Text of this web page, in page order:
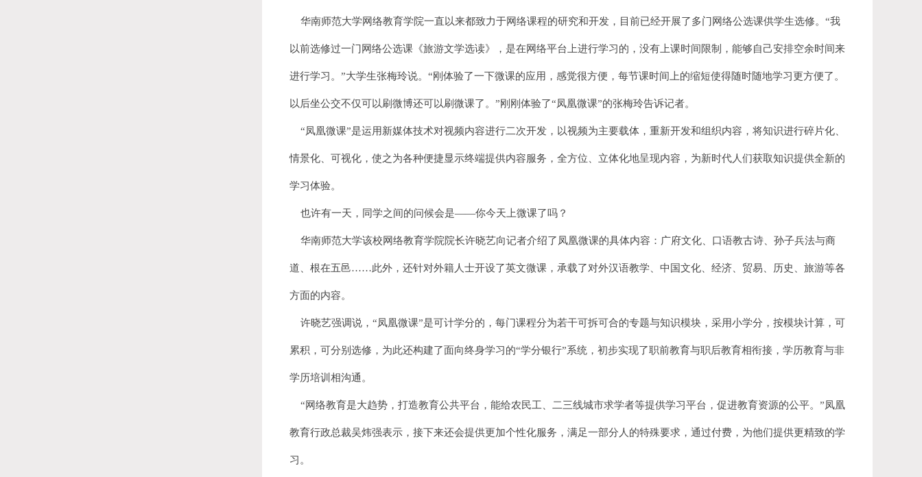
华南师范大学网络教育学院一直以来都致力于网络课程的研究和开发，目前已经开展了多门网络公选课供学生选修。“我
以前选修过一门网络公选课《旅游文学选读》，是在网络平台上进行学习的，没有上课时间限制，能够自己安排空余时间来
进行学习。”大学生张梅玲说。“刚体验了一下微课的应用，感觉很方便，每节课时间上的缩短使得随时随地学习更方便了。
以后坐公交不仅可以刷微博还可以刷微课了。”刚刚体验了“凤凰微课”的张梅玲告诉记者。
“凤凰微课”是运用新媒体技术对视频内容进行二次开发，以视频为主要载体，重新开发和组织内容，将知识进行碎片化、
情景化、可视化，使之为各种便捷显示终端提供内容服务，全方位、立体化地呈现内容，为新时代人们获取知识提供全新的
学习体验。
也许有一天，同学之间的问候会是——你今天上微课了吗？
华南师范大学该校网络教育学院院长许晓艺向记者介绍了凤凰微课的具体内容：广府文化、口语教古诗、孙子兵法与商
道、根在五邑……此外，还针对外籍人士开设了英文微课，承载了对外汉语教学、中国文化、经济、贸易、历史、旅游等各
方面的内容。
许晓艺强调说，“凤凰微课”是可计学分的，每门课程分为若干可拆可合的专题与知识模块，采用小学分，按模块计算，可
累积，可分别选修，为此还构建了面向终身学习的“学分银行”系统，初步实现了职前教育与职后教育相衔接，学历教育与非
学历培训相沟通。
“网络教育是大趋势，打造教育公共平台，能给农民工、二三线城市求学者等提供学习平台，促进教育资源的公平。”凤凰
教育行政总裁吴炜强表示，接下来还会提供更加个性化服务，满足一部分人的特殊要求，通过付费，为他们提供更精致的学
习。